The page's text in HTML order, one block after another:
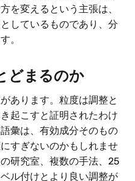
を変えるという主張は、
しているものであり、分
。
どまるのか
あります。粒度は調整と
起こすと証明されたわけ
彙は、有効成分そのもの
すぎないのかもしれませ
研究室、複数の手法、25
ル付けとより良い調整が